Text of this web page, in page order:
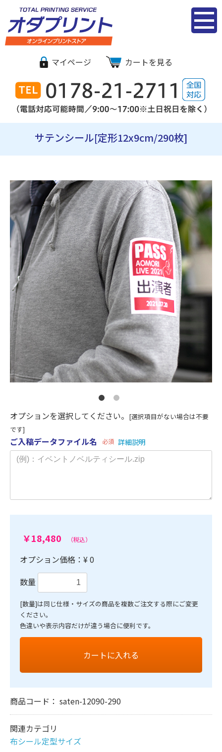
シール・ステ
ッカー印刷｜
オダプリント
オンライン
マイページ カートを見る
サテンシール[定形12x9cm/290枚]
オプションを選択してください。 [選択項目がない場合は不要
です]
ご入稿データファイル名 必須 詳細説明
￥18,480 （税込）
オプション価格：¥0
数量
[数量]は同じ仕様・サイズの商品を複数ご注文する際にご変更
ください。
色違いや表示内容だけが違う場合に便利です。
カートに入れる
商品コード： saten-12090-290
関連カテゴリ
布シール定型サイズ